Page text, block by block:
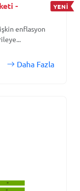
-
YENİ
enflasyon
Daha Fazla